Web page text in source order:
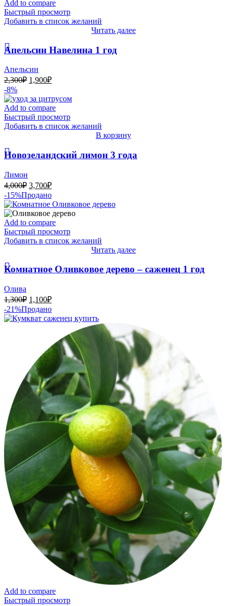
Add to compare
Быстрый просмотр
Добавить в список желаний
Читать далее
Апельсин Навелина 1 год
Апельсин
2,300₽ Первоначальная
составляла
2,300₽.
1,900₽Текущая
1,900₽.
-8%
Add to compare
Быстрый просмотр
Добавить в список желаний
В корзину
Новозеландский лимон 3 года
Лимон
4,000₽ Первоначальная
цена
составляла
4,000₽.
3,700₽Текущая
3,700₽.
-15%Продано
Add to compare
Быстрый просмотр
Добавить в список желаний
Читать далее
Комнатное Оливковое дерево – саженец 1 год
Олива
1,300₽ Первоначальная
цена
составляла
1,100₽Текущая
1,100₽.
-21%Продано
Add to compare
Быстрый просмотр